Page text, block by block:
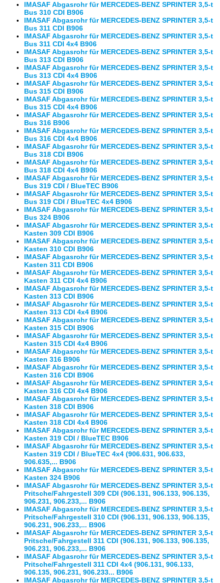
IMASAF Abgasrohr für MERCEDES-BENZ SPRINTER 3,5-t
Bus 310 CDI B906
IMASAF Abgasrohr für MERCEDES-BENZ SPRINTER 3,5-t
Bus 311 CDI B906
IMASAF Abgasrohr für MERCEDES-BENZ SPRINTER 3,5-t
Bus 311 CDI 4x4 B906
IMASAF Abgasrohr für MERCEDES-BENZ SPRINTER 3,5-t
Bus 313 CDI B906
IMASAF Abgasrohr für MERCEDES-BENZ SPRINTER 3,5-t
Bus 313 CDI 4x4 B906
IMASAF Abgasrohr für MERCEDES-BENZ SPRINTER 3,5-t
Bus 315 CDI B906
IMASAF Abgasrohr für MERCEDES-BENZ SPRINTER 3,5-t
Bus 315 CDI 4x4 B906
IMASAF Abgasrohr für MERCEDES-BENZ SPRINTER 3,5-t
Bus 316 B906
IMASAF Abgasrohr für MERCEDES-BENZ SPRINTER 3,5-t
Bus 316 CDI 4x4 B906
IMASAF Abgasrohr für MERCEDES-BENZ SPRINTER 3,5-t
Bus 318 CDI B906
IMASAF Abgasrohr für MERCEDES-BENZ SPRINTER 3,5-t
Bus 318 CDI 4x4 B906
IMASAF Abgasrohr für MERCEDES-BENZ SPRINTER 3,5-t
Bus 319 CDI / BlueTEC B906
IMASAF Abgasrohr für MERCEDES-BENZ SPRINTER 3,5-t
Bus 319 CDI / BlueTEC 4x4 B906
IMASAF Abgasrohr für MERCEDES-BENZ SPRINTER 3,5-t
Bus 324 B906
IMASAF Abgasrohr für MERCEDES-BENZ SPRINTER 3,5-t
Kasten 309 CDI B906
IMASAF Abgasrohr für MERCEDES-BENZ SPRINTER 3,5-t
Kasten 310 CDI B906
IMASAF Abgasrohr für MERCEDES-BENZ SPRINTER 3,5-t
Kasten 311 CDI B906
IMASAF Abgasrohr für MERCEDES-BENZ SPRINTER 3,5-t
Kasten 311 CDI 4x4 B906
IMASAF Abgasrohr für MERCEDES-BENZ SPRINTER 3,5-t
Kasten 313 CDI B906
IMASAF Abgasrohr für MERCEDES-BENZ SPRINTER 3,5-t
Kasten 313 CDI 4x4 B906
IMASAF Abgasrohr für MERCEDES-BENZ SPRINTER 3,5-t
Kasten 315 CDI B906
IMASAF Abgasrohr für MERCEDES-BENZ SPRINTER 3,5-t
Kasten 315 CDI 4x4 B906
IMASAF Abgasrohr für MERCEDES-BENZ SPRINTER 3,5-t
Kasten 316 B906
IMASAF Abgasrohr für MERCEDES-BENZ SPRINTER 3,5-t
Kasten 316 CDI B906
IMASAF Abgasrohr für MERCEDES-BENZ SPRINTER 3,5-t
Kasten 316 CDI 4x4 B906
IMASAF Abgasrohr für MERCEDES-BENZ SPRINTER 3,5-t
Kasten 318 CDI B906
IMASAF Abgasrohr für MERCEDES-BENZ SPRINTER 3,5-t
Kasten 318 CDI 4x4 B906
IMASAF Abgasrohr für MERCEDES-BENZ SPRINTER 3,5-t
Kasten 319 CDI / BlueTEC B906
IMASAF Abgasrohr für MERCEDES-BENZ SPRINTER 3,5-t
Kasten 319 CDI / BlueTEC 4x4 (906.631, 906.633,
906.635,... B906
IMASAF Abgasrohr für MERCEDES-BENZ SPRINTER 3,5-t
Kasten 324 B906
IMASAF Abgasrohr für MERCEDES-BENZ SPRINTER 3,5-t
Pritsche/Fahrgestell 309 CDI (906.131, 906.133, 906.135,
906.231, 906.233,... B906
IMASAF Abgasrohr für MERCEDES-BENZ SPRINTER 3,5-t
Pritsche/Fahrgestell 310 CDI (906.131, 906.133, 906.135,
906.231, 906.233,... B906
IMASAF Abgasrohr für MERCEDES-BENZ SPRINTER 3,5-t
Pritsche/Fahrgestell 311 CDI (906.131, 906.133, 906.135,
906.231, 906.233,... B906
IMASAF Abgasrohr für MERCEDES-BENZ SPRINTER 3,5-t
Pritsche/Fahrgestell 311 CDI 4x4 (906.131, 906.133,
906.135, 906.231, 906.233... B906
IMASAF Abgasrohr für MERCEDES-BENZ SPRINTER 3,5-t